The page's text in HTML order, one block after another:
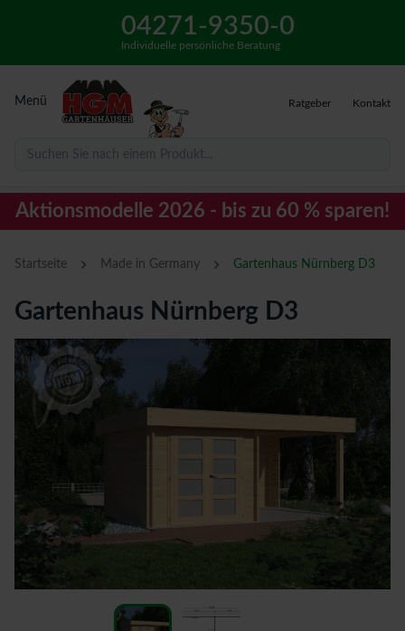
04271-9350-0
Individuelle persönliche Beratung
Menü Ratgeber Kontakt
Suchen Sie nach einem Produkt...
Aktionsmodelle 2026 - bis zu 60 % sparen!
Startseite › Made in Germany › Gartenhaus Nürnberg D3
Gartenhaus Nürnberg D3